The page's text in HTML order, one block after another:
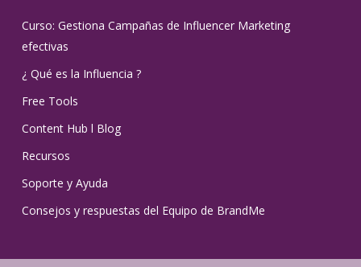
Curso: Gestiona Campañas de Influencer Marketing
efectivas
¿ Qué es la Influencia ?
Free Tools
Content Hub l Blog
Recursos
Soporte y Ayuda
Consejos y respuestas del Equipo de BrandMe